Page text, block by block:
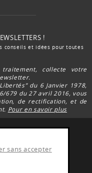
sans accepter
!
conseils et idées pour toutes
collecte votre
du 6 Janvier 1978,
679 du 27 avril 2016, vous
de rectification, et de
Pour en savoir plus
DARTY